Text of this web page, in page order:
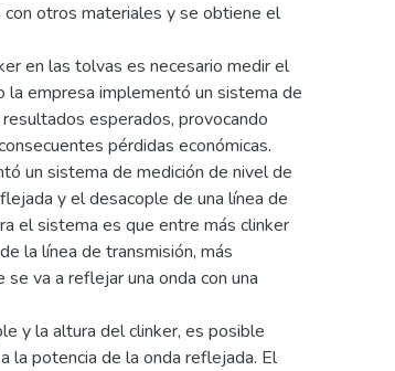
otros materiales y se obtiene el
en las tolvas es necesario medir el
la empresa implementó un sistema de
esperados, provocando
pérdidas económicas.
un sistema de medición de nivel de
y el desacople de una línea de
el sistema es que entre más clinker
la línea de transmisión, más
va a reflejar una onda con una
y la altura del clinker, es posible
la potencia de la onda reflejada. El